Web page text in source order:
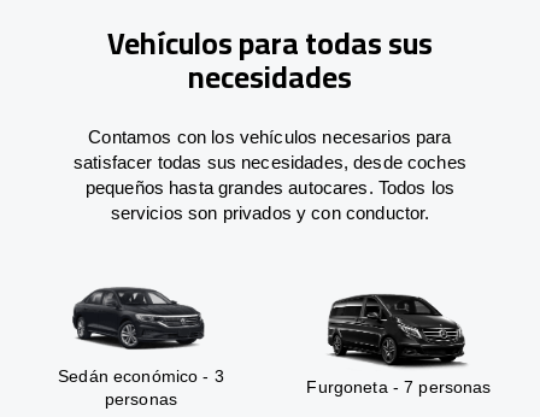
Vehículos para todas sus
necesidades
Contamos con los vehículos necesarios para
satisfacer todas sus necesidades, desde coches
pequeños hasta grandes autocares. Todos los
servicios son privados y con conductor.
Sedán económico - 3
personas
Furgoneta - 7 personas